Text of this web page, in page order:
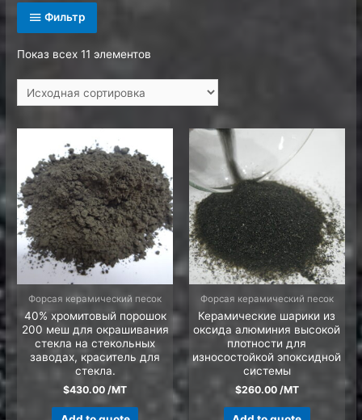
Фильтр
Показ всех 11 элементов
Форсая керамический песок
40% хромитовый порошок
200 меш для окрашивания
стекла на стекольных
заводах, краситель для
стекла.
$430.00 /MT
Форсая керамический песок
Керамические шарики из
оксида алюминия высокой
плотности для
износостойкой эпоксидной
системы
$260.00/MT